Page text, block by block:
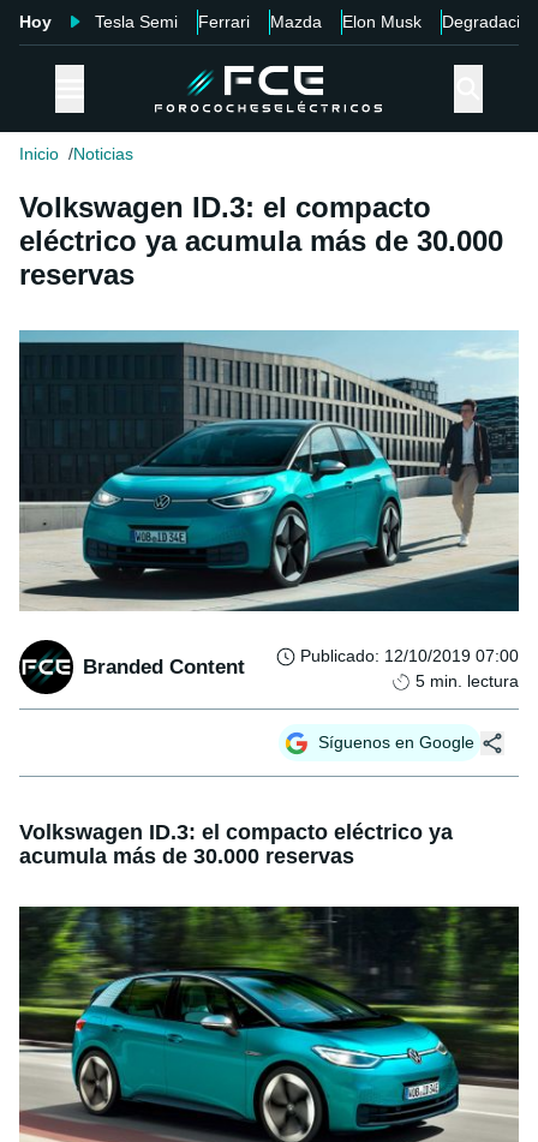
Hoy Tesla Semi Ferrari Mazda Elon Musk Degradación
Inicio Noticias
Volkswagen ID.3: el compacto
eléctrico ya acumula más de 30.000
reservas
Branded Content Publicado: 12/10/2019 07:00
5 min. lectura
Síguenos en Google
Volkswagen ID.3: el compacto eléctrico ya
acumula más de 30.000 reservas